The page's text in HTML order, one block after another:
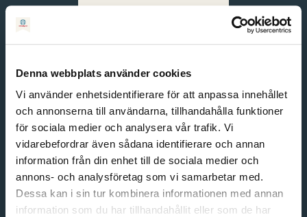
Denna webbplats använder cookies
Vi använder enhetsidentifierare för att anpassa innehållet
och annonserna till användarna, tillhandahålla funktioner
för sociala medier och analysera vår trafik. Vi
vidarebefordrar även sådana identifierare och annan
information från din enhet till de sociala medier och
annons- och analysföretag som vi samarbetar med.
Dessa kan i sin tur kombinera informationen med annan
information som du har tillhandahållit eller som de har
English
Svenska
Email address